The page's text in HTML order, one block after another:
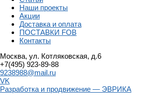
Наши проекты
Акции
Доставка и оплата
ПОСТАВКИ FOB
Контакты
Москва, ул. Котляковская, д.6
+7(495) 923-89-88
9238988@mail.ru
VK
Разработка и продвижение — ЭВРИКА